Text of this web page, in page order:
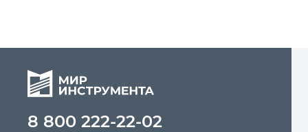
8 800 222-22-02